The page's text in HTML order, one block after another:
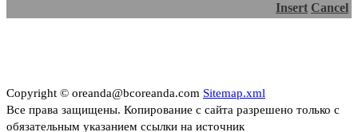
Insert Cancel
Copyright © oreanda@bcoreanda.com Sitemap.xml
Все права защищены. Копирование с сайта разрешено только с
обязательным указанием ссылки на источник